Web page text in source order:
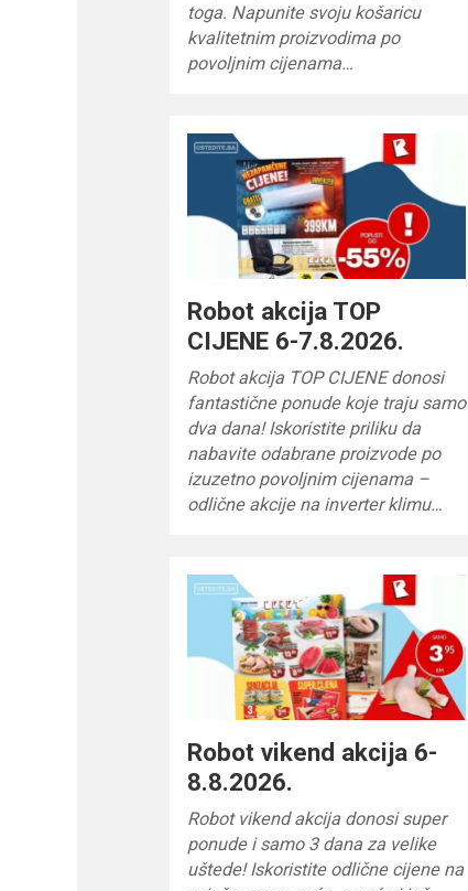
toga. Napunite svoju košaricu
kvalitetnim proizvodima po
povoljnim cijenama…
Robot akcija TOP
CIJENE 6-7.8.2026.
Robot akcija TOP CIJENE donosi
fantastične ponude koje traju samo
dva dana! Iskoristite priliku da
nabavite odabrane proizvode po
izuzetno povoljnim cijenama –
odlične akcije na inverter klimu…
Robot vikend akcija 6-
8.8.2026.
Robot vikend akcija donosi super
ponude i samo 3 dana za velike
uštede! Iskoristite odlične cijene na